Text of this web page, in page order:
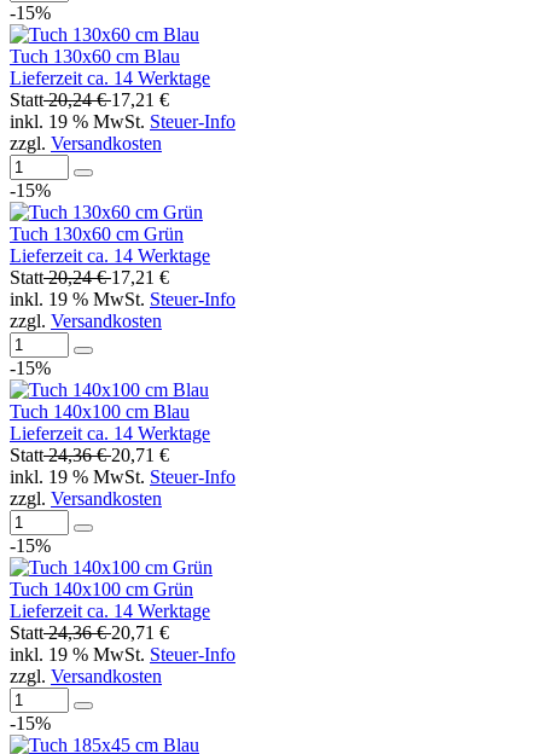
-15%
Tuch 130x60 cm Blau
Lieferzeit ca. 14 Werktage
Statt20,24 €17,21 €
inkl. 19 % MwSt. Steuer-Info
zzgl. Versandkosten
-15%
Tuch 130x60 cm Grün
Lieferzeit ca. 14 Werktage
Statt20,24 €17,21 €
inkl. 19 % MwSt. Steuer-Info
zzgl. Versandkosten
-15%
Tuch 140x100 cm Blau
Lieferzeit ca. 14 Werktage
Statt24,36 €20,71 €
inkl. 19 % MwSt. Steuer-Info
zzgl. Versandkosten
-15%
Tuch 140x100 cm Grün
Lieferzeit ca. 14 Werktage
Statt24,36 €20,71 €
inkl. 19 % MwSt. Steuer-Info
zzgl. Versandkosten
-15%